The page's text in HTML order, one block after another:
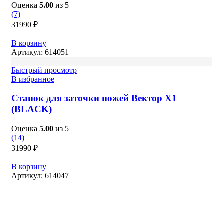
Оценка 5.00 из 5
(7)
31990 ₽
В корзину
Артикул: 614051
Быстрый просмотр
В избранное
Станок для заточки ножей Вектор X1
(BLACK)
Оценка 5.00 из 5
(14)
31990 ₽
В корзину
Артикул: 614047